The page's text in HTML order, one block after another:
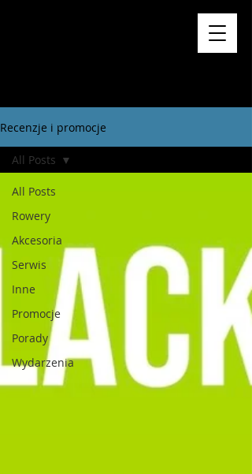
Recenzje i promocje
All Posts
Rowery
Akcesoria
Serwis
Inne
Promocje
Porady
Wydarzenia
All Posts